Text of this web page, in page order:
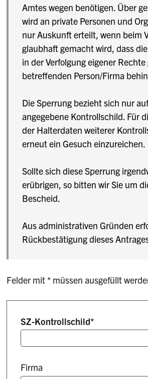
Amtes wegen benötigen. Über
wird an private Personen und
nur Auskunft erteilt, wenn beim
glaubhaft gemacht wird, dass
in der Verfolgung eigener
betreffenden Person/Firma
Die Sperrung bezieht sich nur
angegebene Kontrollschild. Für
der Halterdaten weiterer
erneut ein Gesuch einzureichen.
Sollte sich diese Sperrung
erübrigen, so bitten wir Sie um
Bescheid.
Aus administrativen Gründen
Rückbestätigung dieses
Felder mit * müssen ausgefüllt
SZ-Kontrollschild*
Firma